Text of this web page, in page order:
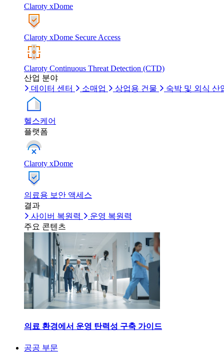
Claroty xDome
Claroty xDome Secure Access
Claroty Continuous Threat Detection (CTD)
산업 분야
데이터 센터
소매업 상업용 건물 숙박 및 외식 산
헬스케어
플랫폼
Claroty xDome
의료용 보안 액세스
결과
사이버 복원력
운영 복원력
주요 콘텐츠
의료 환경에서 운영 탄력성 구축 가이드
공공 부문